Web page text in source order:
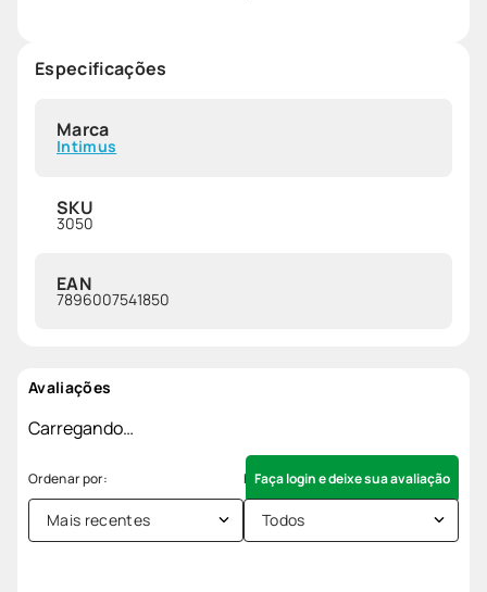
Especificações
Marca
Intimus
SKU
3050
EAN
7896007541850
Avaliações
Carregando…
Faça login e deixe sua avaliação
Mais recentes Todos